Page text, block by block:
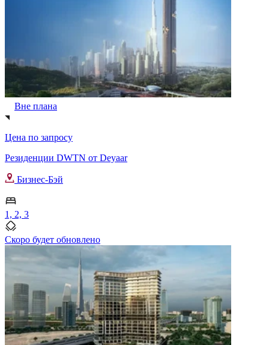
Вне плана
Цена по запросу
Резиденции DWTN от Deyaar
Бизнес-Бэй
1, 2, 3
Скоро будет обновлено